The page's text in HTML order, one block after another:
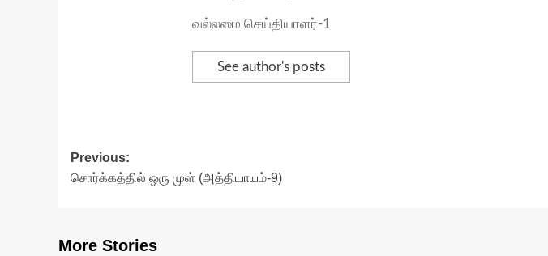
வல்லமை செய்தியாளர்-1
See author's posts
Post
navigation
Previous:
சொர்க்கத்தில் ஒரு முள் (அத்தியாயம்-9)
More Stories